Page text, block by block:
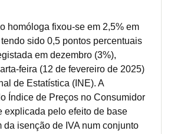
homóloga fixou-se em 2,5% em
sido 0,5 pontos percentuais
em dezembro (3%),
feira (12 de fevereiro de 2025)
de Estatística (INE). A
Índice de Preços no Consumidor
explicada pelo efeito de base
da isenção de IVA num conjunto